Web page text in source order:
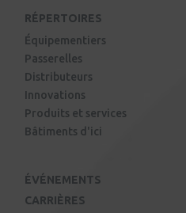
RÉPERTOIRES
Équipementiers
Passerelles
Distributeurs
Innovations
Produits et services
Bâtiments d'ici
ÉVÉNEMENTS
CARRIÈRES